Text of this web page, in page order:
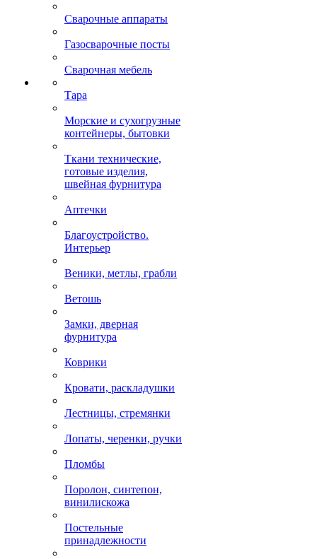
Сварочные аппараты
Газосварочные посты
Сварочная мебель
Тара
Морские и сухогрузные
контейнеры, бытовки
Ткани технические,
готовые изделия,
швейная фурнитура
Аптечки
Благоустройство.
Интерьер
Веники, метлы, грабли
Ветошь
Замки, дверная
фурнитура
Коврики
Кровати, раскладушки
Лестницы, стремянки
Лопаты, черенки, ручки
Пломбы
Поролон, синтепон,
винилискожа
Постельные
принадлежности